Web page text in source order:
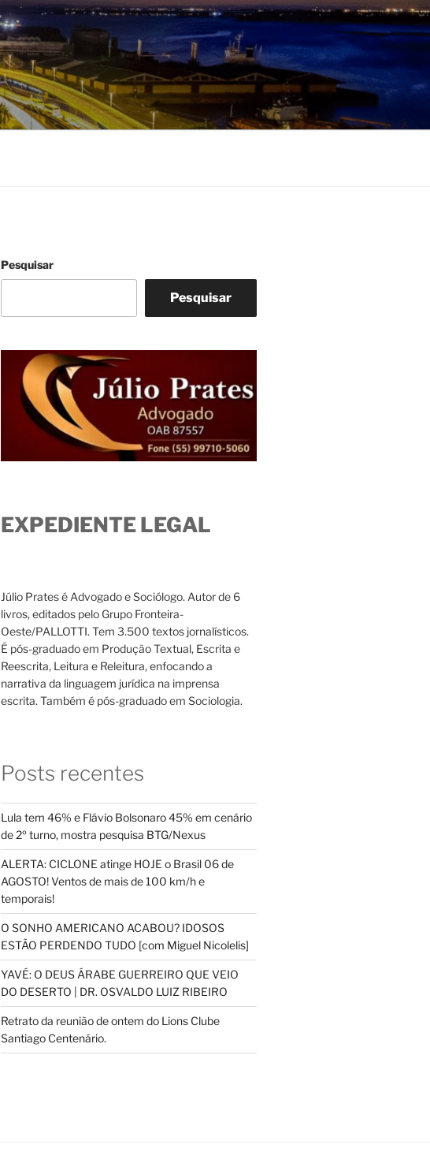
Pesquisar
Pesquisar
EXPEDIENTE LEGAL
Júlio Prates é Advogado e Sociólogo. Autor de 6
livros, editados pelo Grupo Fronteira-
Oeste/PALLOTTI. Tem 3.500 textos jornalísticos.
É pós-graduado em Produção Textual, Escrita e
Reescrita, Leitura e Releitura, enfocando a
narrativa da linguagem jurídica na imprensa
escrita. Também é pós-graduado em Sociologia.
Posts recentes
Lula tem 46% e Flávio Bolsonaro 45% em cenário
de 2º turno, mostra pesquisa BTG/Nexus
ALERTA: CICLONE atinge HOJE o Brasil 06 de
AGOSTO! Ventos de mais de 100 km/h e
temporais!
O SONHO AMERICANO ACABOU? IDOSOS
ESTÃO PERDENDO TUDO [com Miguel Nicolelis]
YAVÉ: O DEUS ÁRABE GUERREIRO QUE VEIO
DO DESERTO | DR. OSVALDO LUIZ RIBEIRO
Retrato da reunião de ontem do Lions Clube
Santiago Centenário.